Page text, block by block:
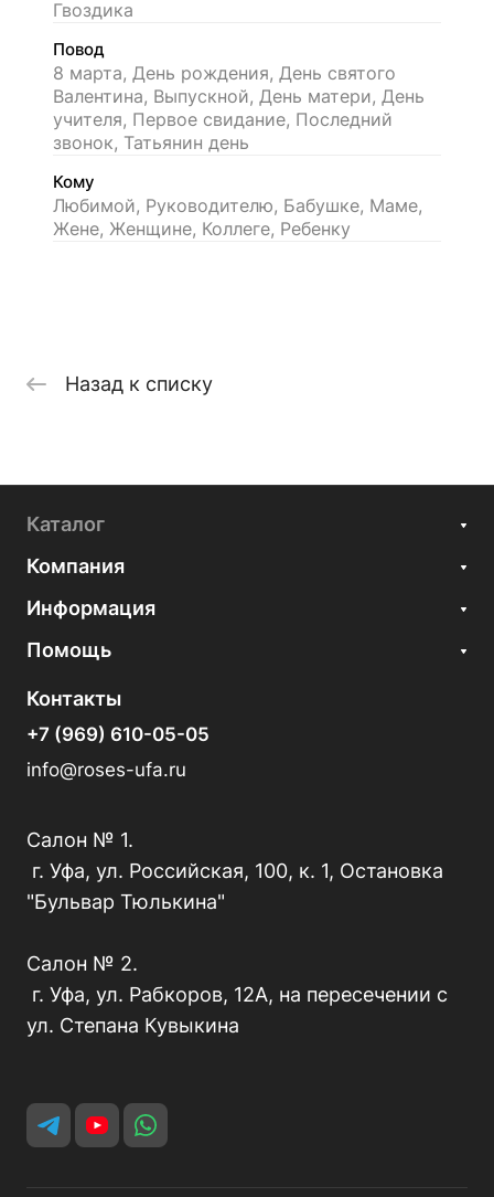
Гвоздика
Повод
8 марта, День рождения, День святого
Валентина, Выпускной, День матери, День
учителя, Первое свидание, Последний
звонок, Татьянин день
Кому
Любимой, Руководителю, Бабушке, Маме,
Жене, Женщине, Коллеге, Ребенку
Назад к списку
Каталог
Компания
Информация
Помощь
Контакты
+7 (969) 610-05-05
info@roses-ufa.ru
Салон № 1.
г. Уфа, ул. Российская, 100, к. 1, Остановка
"Бульвар Тюлькина"
Салон № 2.
г. Уфа, ул. Рабкоров, 12А, на пересечении с
ул. Степана Кувыкина